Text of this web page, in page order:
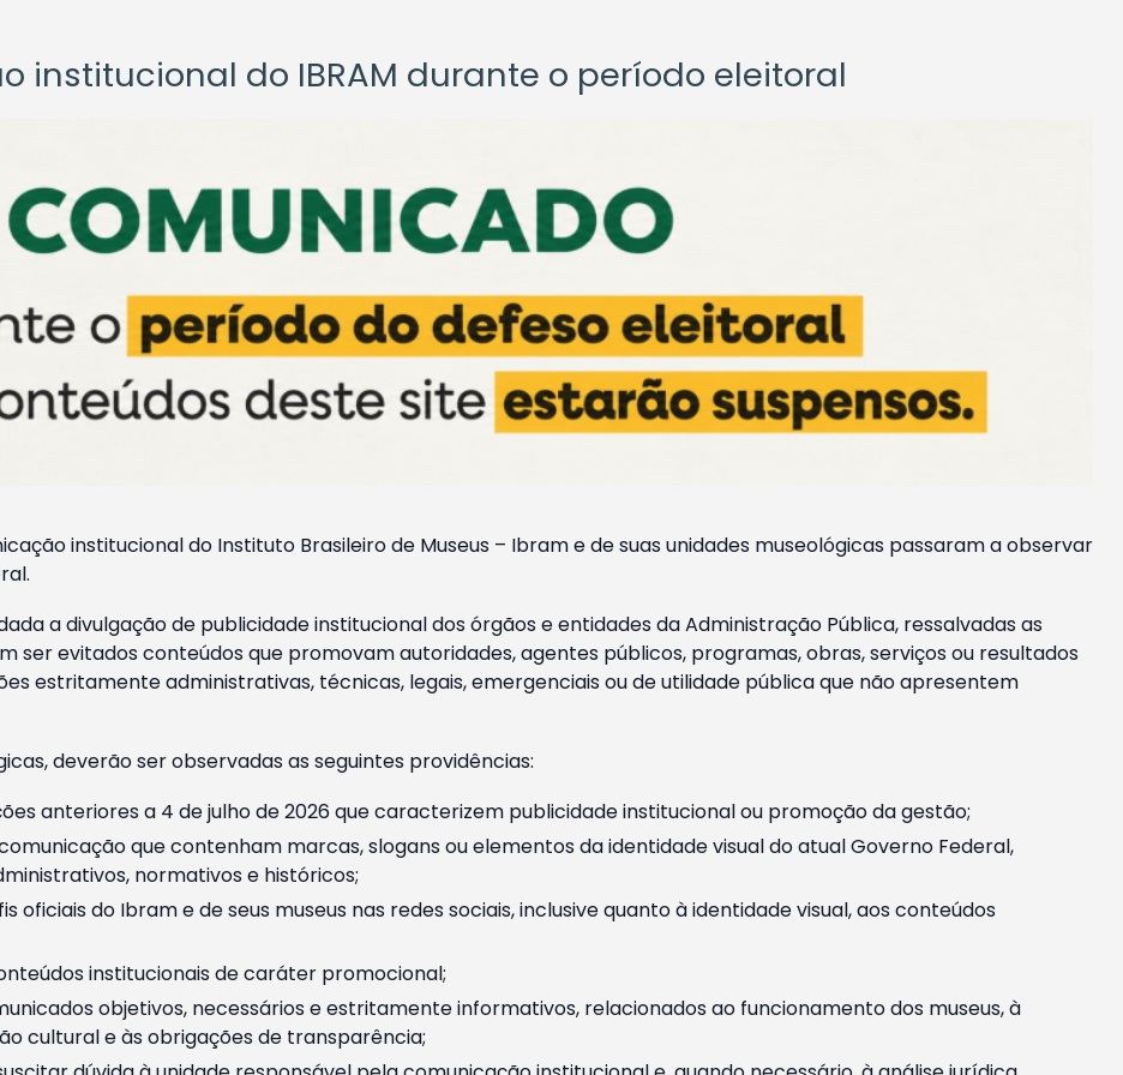
institucional do IBRAM durante o período eleitoral
institucional do Instituto Brasileiro de Museus – Ibram e de suas unidades museológicas passaram a observar
a divulgação de publicidade institucional dos órgãos e entidades da Administração Pública, ressalvadas as
ser evitados conteúdos que promovam autoridades, agentes públicos, programas, obras, serviços ou resultados
estritamente administrativas, técnicas, legais, emergenciais ou de utilidade pública que não apresentem
deverão ser observadas as seguintes providências:
anteriores a 4 de julho de 2026 que caracterizem publicidade institucional ou promoção da gestão;
que contenham marcas, slogans ou elementos da identidade visual do atual Governo Federal,
normativos e históricos;
do Ibram e de seus museus nas redes sociais, inclusive quanto à identidade visual, aos conteúdos
institucionais de caráter promocional;
objetivos, necessários e estritamente informativos, relacionados ao funcionamento dos museus, à
cultural e às obrigações de transparência;